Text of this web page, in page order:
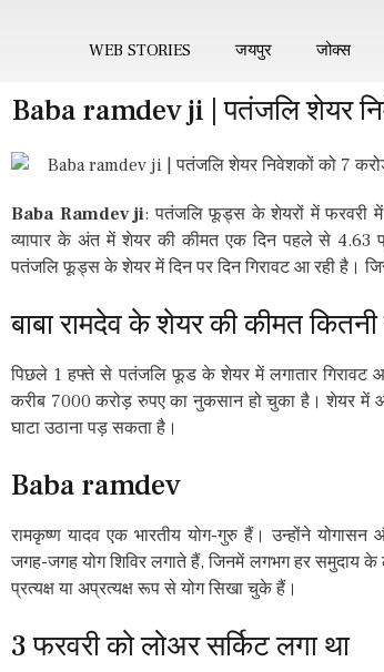
WEB STORIES जयपुर जोक्स
Baba ramdev ji | पतंजलि शेयर
Baba Ramdev ji: पतंजलि फूड्स के शेयरों में फरवरी
व्यापार के अंत में शेयर की कीमत एक दिन पहले से 4.63
पतंजलि फूड्स के शेयर में दिन पर दिन गिरावट आ रही है।
बाबा रामदेव के शेयर की कीमत
पिछले 1 हफ्ते से पतंजलि फूड के शेयर में लगातार गिरावट
करीब 7000 करोड़ रुपए का नुकसान हो चुका है। शेयर में
घाटा उठाना पड़ सकता है।
Baba ramdev
रामकृष्ण यादव एक भारतीय योग-गुरु हैं। उन्होंने योगासन
जगह-जगह योग शिविर लगाते हैं, जिनमें लगभग हर समुदाय
प्रत्यक्ष या अप्रत्यक्ष रूप से योग सिखा चुके हैं।
3 फरवरी को लोअर सर्किट लगा था